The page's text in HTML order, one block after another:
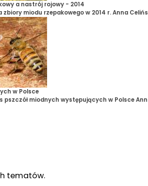
a nastrój rojowy - 2014
zbiory miodu rzepakowego w 2014 r.Anna
w Polsce
pszczół miodnych występujących w Polsce
tematów.